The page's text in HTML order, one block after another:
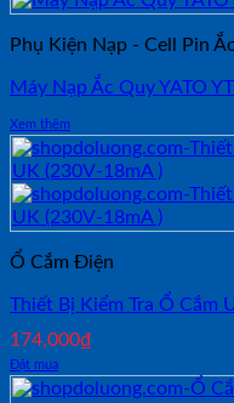
Phụ Kiện Nạp - Cell Pin
Máy Nạp Ắc Quy YATO
Xem thêm
Ổ Cắm Điện
Thiết Bị Kiểm Tra Ổ Cắm
174,000₫
Đặt mua